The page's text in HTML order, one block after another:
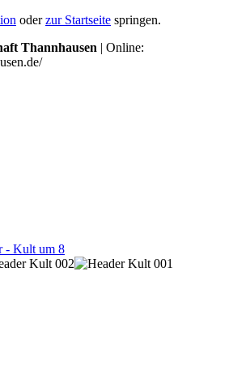
oderzur Startseite springen.
Thannhausen | Online: